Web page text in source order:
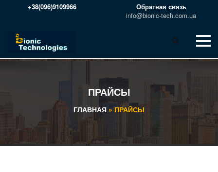
+38(096)9109966
Обратная связь
info@bionic-tech.com.ua
ПРАЙСЫ
ГЛАВНАЯ » ПРАЙСЫ